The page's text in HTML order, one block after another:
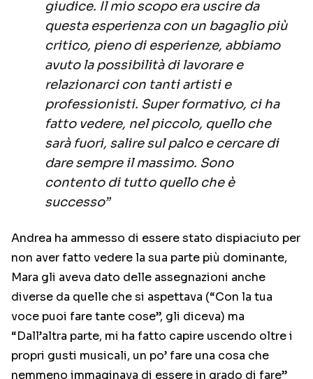
giudice. Il mio scopo era uscire da
questa esperienza con un bagaglio più
critico, pieno di esperienze, abbiamo
avuto la possibilità di lavorare e
relazionarci con tanti artisti e
professionisti. Super formativo, ci ha
fatto vedere, nel piccolo, quello che
sarà fuori, salire sul palco e cercare di
dare sempre il massimo. Sono
contento di tutto quello che è
successo”
Andrea ha ammesso di essere stato dispiaciuto per
non aver fatto vedere la sua parte più dominante,
Mara gli aveva dato delle assegnazioni anche
diverse da quelle che si aspettava (“Con la tua
voce puoi fare tante cose”, gli diceva) ma
“Dall’altra parte, mi ha fatto capire uscendo oltre i
propri gusti musicali, un po’ fare una cosa che
nemmeno immaginava di essere in grado di fare”